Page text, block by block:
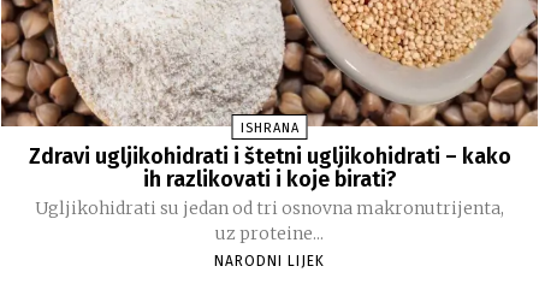
ISHRANA
Zdravi ugljikohidrati i štetni ugljikohidrati – kako
ih razlikovati i koje birati?
Ugljikohidrati su jedan od tri osnovna makronutrijenta,
uz proteine...
NARODNI LIJEK